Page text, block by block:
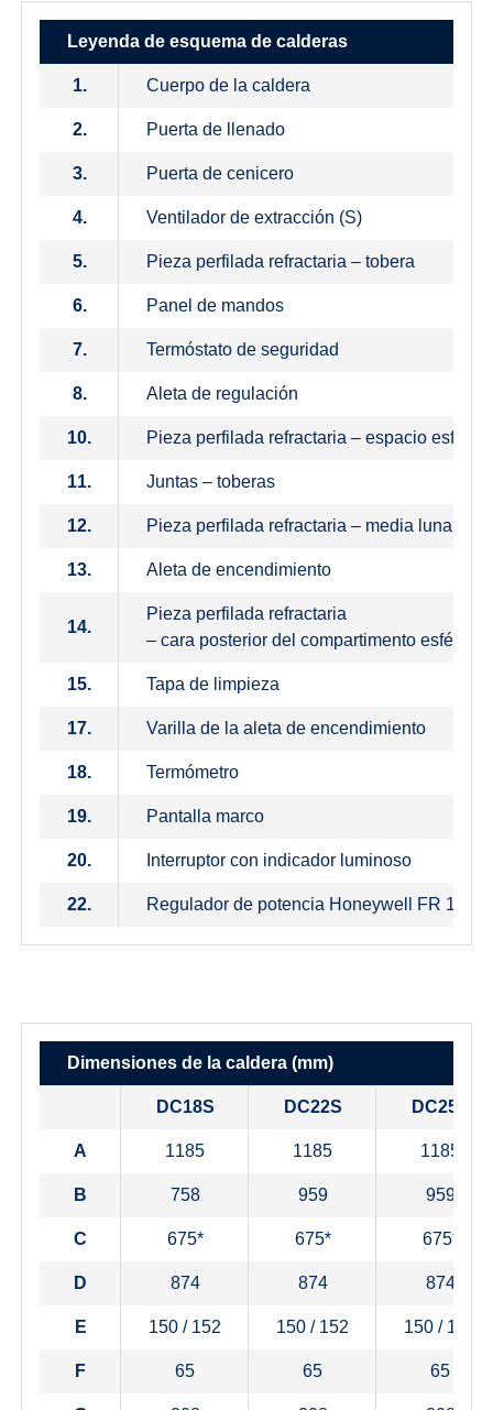
Leyenda de esquema de calderas
1. Cuerpo de la caldera
2. Puerta de llenado
3. Puerta de cenicero
4. Ventilador de extracción (S)
5. Pieza perfilada refractaria – tobera
6. Panel de mandos
7. Termóstato de seguridad
8. Aleta de regulación
10. Pieza perfilada refractaria – espacio
11. Juntas – toberas
12. Pieza perfilada refractaria – media luna
13. Aleta de encendimiento
14.
Pieza perfilada refractaria
– cara posterior del compartimento esférico
15. Tapa de limpieza
17. Varilla de la aleta de encendimiento
18. Termómetro
19. Pantalla marco
20. Interruptor con indicador luminoso
22. Regulador de potencia Honeywell FR 124
Dimensiones de la caldera (mm)
DC18S DC22S DC25S
A 1185 1185 1185
B 758 959 959
C 675* 675* 675*
D 874 874 874
E 150 / 152 150 / 152 150 / 152
F 65 65 65